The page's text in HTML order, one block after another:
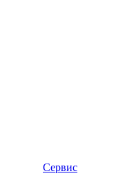
Сервис